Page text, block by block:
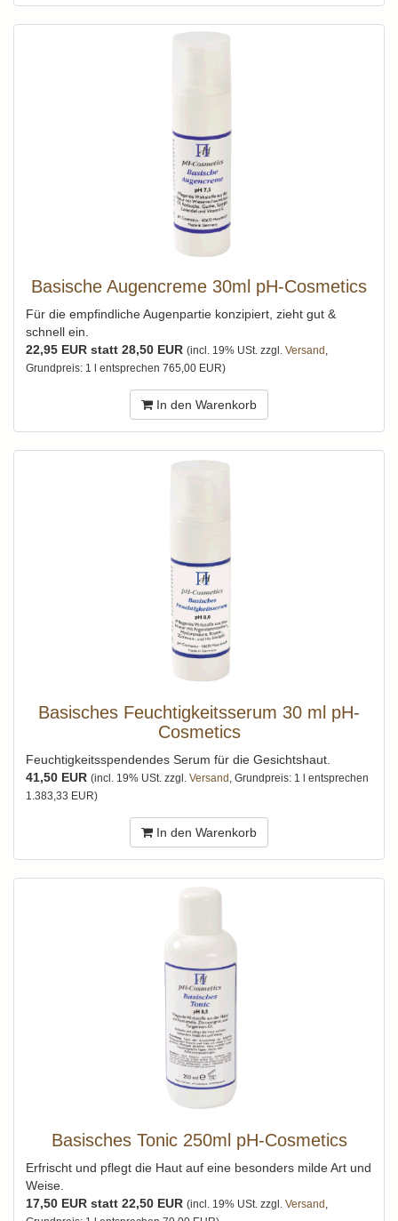
Basische Augencreme 30ml pH-Cosmetics
Für die empfindliche Augenpartie konzipiert, zieht gut &
schnell ein.
22,95 EUR statt 28,50 EUR (incl. 19% USt. zzgl. Versand ,
Grundpreis: 1 l entsprechen 765,00 EUR)
In den Warenkorb
Basisches Feuchtigkeitsserum 30 ml pH-
Cosmetics
Feuchtigkeitsspendendes Serum für die Gesichtshaut.
41,50 EUR (incl. 19% USt. zzgl. Versand , Grundpreis: 1 l entsprechen
1.383,33 EUR)
In den Warenkorb
Basisches Tonic 250ml pH-Cosmetics
Erfrischt und pflegt die Haut auf eine besonders milde Art und
Weise.
17,50 EUR statt 22,50 EUR (incl. 19% USt. zzgl. Versand ,